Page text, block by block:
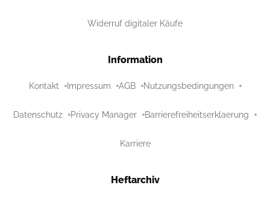
Widerruf digitaler Käufe
Information
Kontakt Impressum AGB Nutzungsbedingungen
Datenschutz Privacy Manager Barrierefreiheitserklaerung
Karriere
Heftarchiv